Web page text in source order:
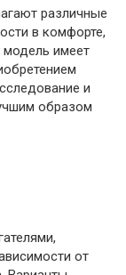
различные
в комфорте,
имеет
и
образом
от